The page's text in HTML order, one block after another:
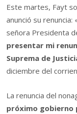
Este martes, Fayt
anunció su
señora Presidenta
presentar mi
Suprema de
diciembre del
La renuncia del
próximo gobierno